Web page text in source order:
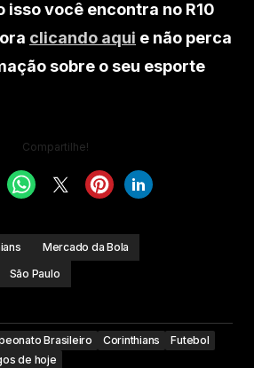
isso você encontra no R10
clicando aqui e não perca
sobre o seu esporte
Compartilhe!
Mercado da Bola
São Paulo
Brasileiro Corinthians
Futebol
de hoje